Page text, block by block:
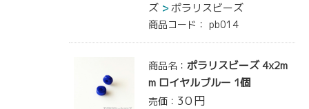
ズ
ポラリスビーズ
商品コード： pb014
商品名：ポラリスビーズ 4x2m
m ロイヤルブルー 1個
売価： 30円